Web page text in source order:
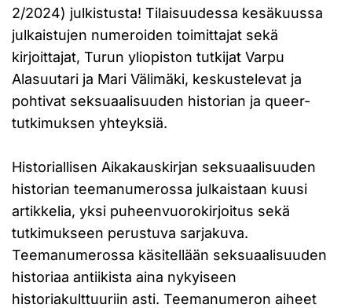
2/2024) julkistusta! Tilaisuudessa kesäkuussa
julkaistujen numeroiden toimittajat sekä
kirjoittajat, Turun yliopiston tutkijat Varpu
Alasuutari ja Mari Välimäki, keskustelevat ja
pohtivat seksuaalisuuden historian ja queer-
tutkimuksen yhteyksiä.
Historiallisen Aikakauskirjan seksuaalisuuden
historian teemanumerossa julkaistaan kuusi
artikkelia, yksi puheenvuorokirjoitus sekä
tutkimukseen perustuva sarjakuva.
Teemanumerossa käsitellään seksuaalisuuden
historiaa antiikista aina nykyiseen
historiakulttuuriin asti. Teemanumeron aiheet